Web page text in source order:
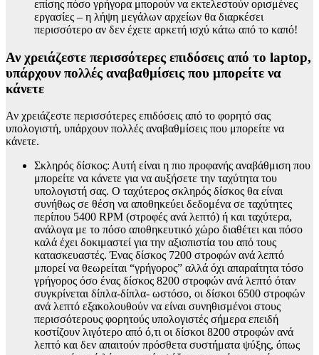
επίσης πόσο γρήγορα μπορούν να εκτελεστούν ορισμένες
εργασίες – η λήψη μεγάλων αρχείων θα διαρκέσει
περισσότερο αν δεν έχετε αρκετή ισχύ κάτω από το καπό!
Αν χρειάζεστε περισσότερες επιδόσεις από το laptop,
υπάρχουν πολλές αναβαθμίσεις που μπορείτε να
κάνετε
Αν χρειάζεστε περισσότερες επιδόσεις από το φορητό σας
υπολογιστή, υπάρχουν πολλές αναβαθμίσεις που μπορείτε να
κάνετε.
Σκληρός δίσκος: Αυτή είναι η πιο προφανής αναβάθμιση που
μπορείτε να κάνετε για να αυξήσετε την ταχύτητα του
υπολογιστή σας. Ο ταχύτερος σκληρός δίσκος θα είναι
συνήθως σε θέση να αποθηκεύει δεδομένα σε ταχύτητες
περίπου 5400 RPM (στροφές ανά λεπτό) ή και ταχύτερα,
ανάλογα με το πόσο αποθηκευτικό χώρο διαθέτει και πόσο
καλά έχει δοκιμαστεί για την αξιοπιστία του από τους
κατασκευαστές. Ένας δίσκος 7200 στροφών ανά λεπτό
μπορεί να θεωρείται “γρήγορος” αλλά όχι απαραίτητα τόσο
γρήγορος όσο ένας δίσκος 8200 στροφών ανά λεπτό όταν
συγκρίνεται δίπλα-δίπλα- ωστόσο, οι δίσκοι 6500 στροφών
ανά λεπτό εξακολουθούν να είναι συνηθισμένοι στους
περισσότερους φορητούς υπολογιστές σήμερα επειδή
κοστίζουν λιγότερο από ό,τι οι δίσκοι 8200 στροφών ανά
λεπτό και δεν απαιτούν πρόσθετα συστήματα ψύξης, όπως